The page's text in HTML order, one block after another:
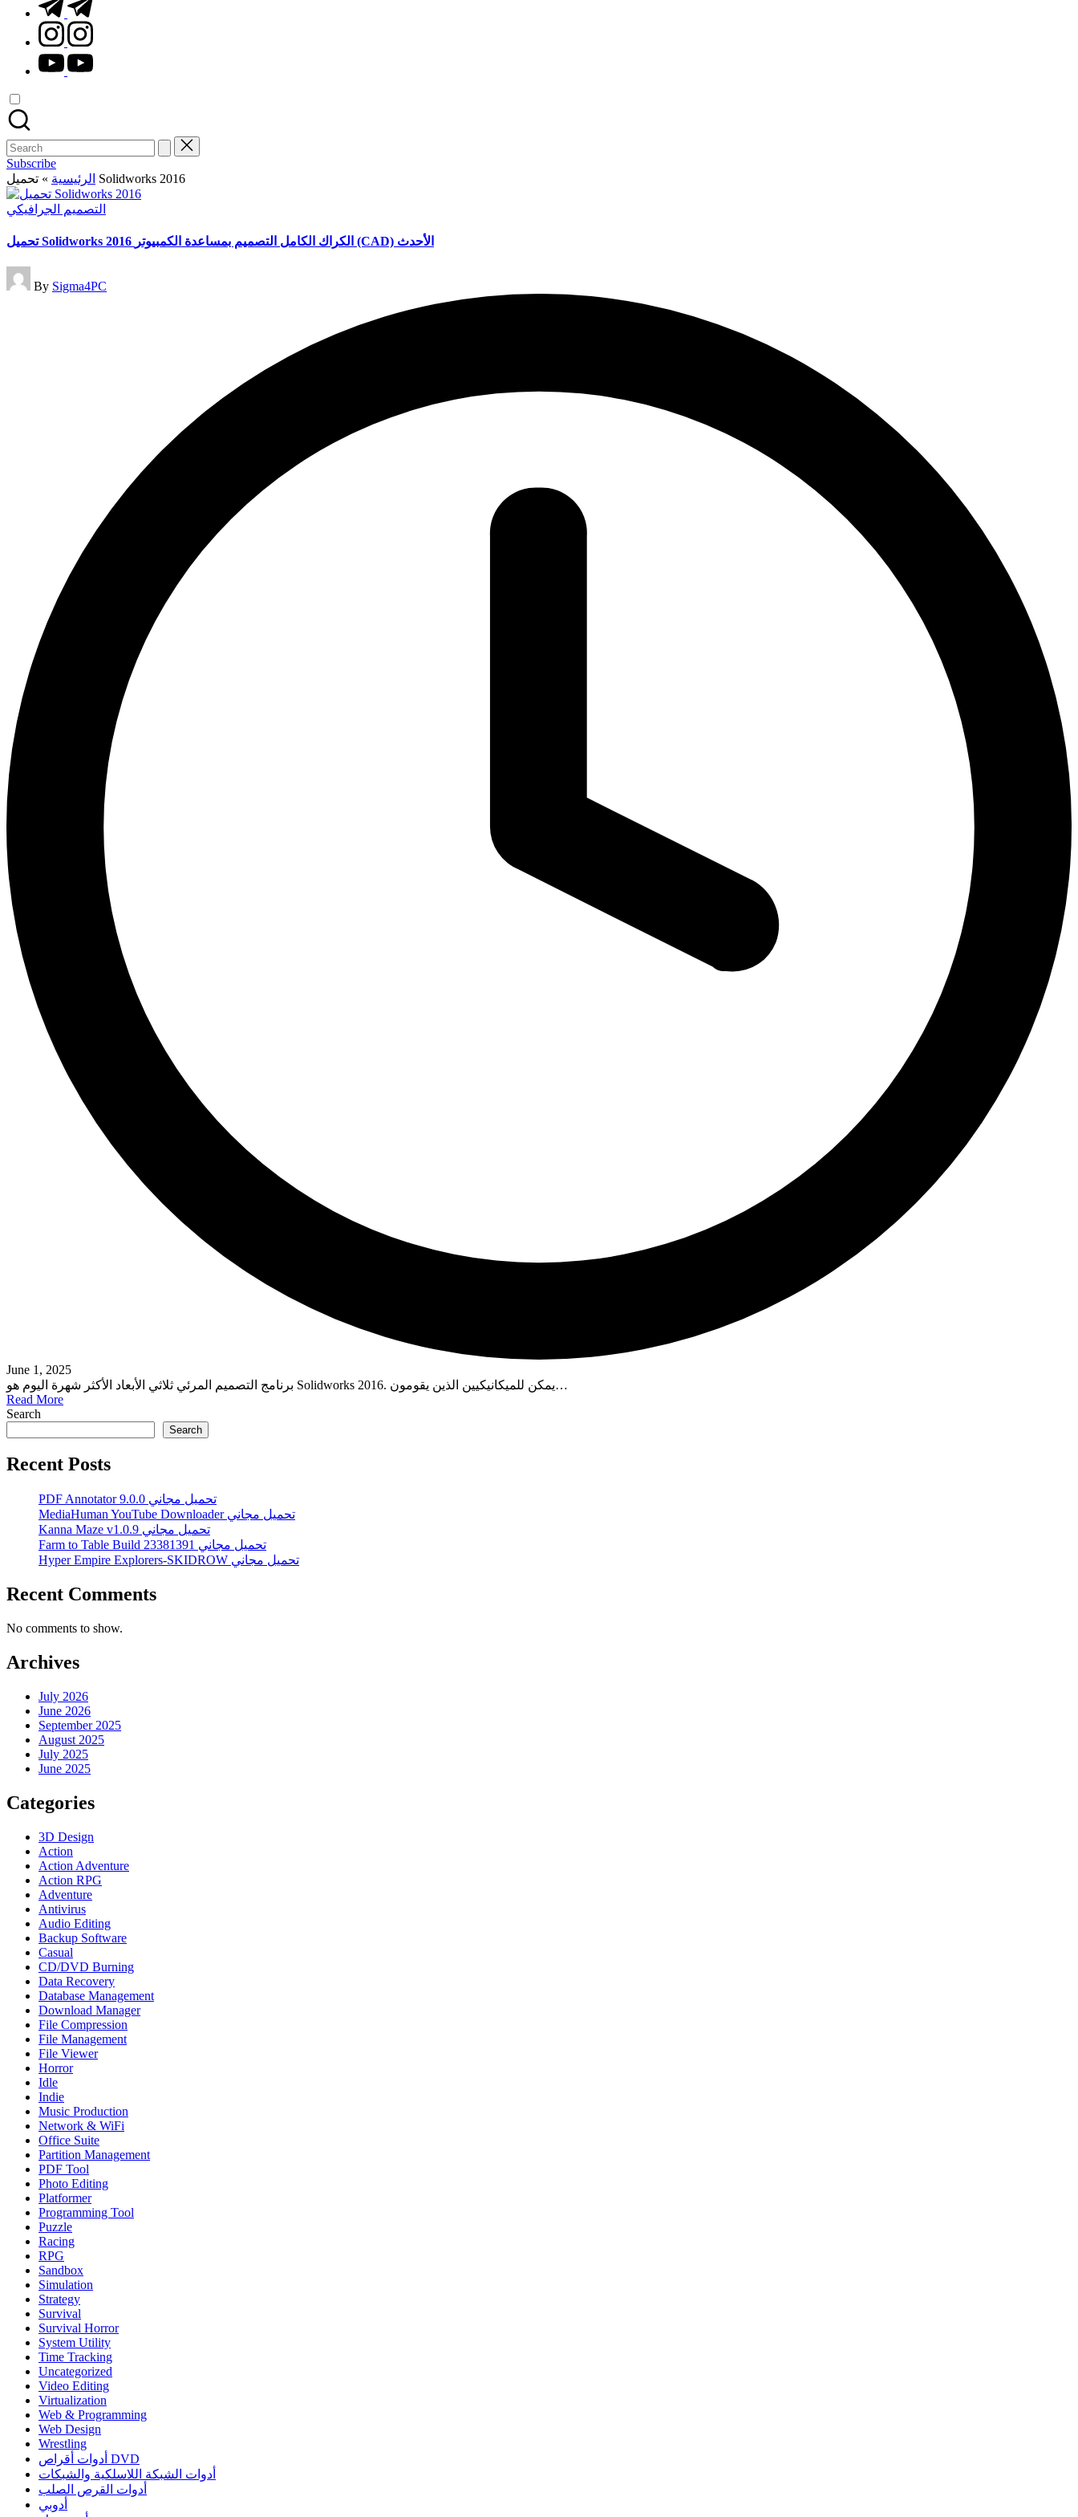
instagram.com
youtube.com
Search
for:
Subscribe
الرئيسية » تحميل Solidworks 2016
Posted
التصميم الجرافيكي
تحميل Solidworks 2016 الكراك الكامل التصميم بمساعدة الكمبيوتر (CAD) الأحدث
Posted
by
By Sigma4PC
June 1, 2025
برنامج التصميم المرئي ثلاثي الأبعاد الأكثر شهرة اليوم هو Solidworks 2016. يمكن للميكانيكيين الذين يقومون…
Read More
Search
Search
Recent Posts
PDF Annotator 9.0.0 تحميل مجاني
MediaHuman YouTube Downloader تحميل مجاني
Kanna Maze v1.0.9 تحميل مجاني
Farm to Table Build 23381391 تحميل مجاني
Hyper Empire Explorers-SKIDROW تحميل مجاني
Recent Comments
No comments to show.
Archives
July 2026
June 2026
September 2025
August 2025
July 2025
June 2025
Categories
3D Design
Action
Action Adventure
Action RPG
Adventure
Antivirus
Audio Editing
Backup Software
Casual
CD/DVD Burning
Data Recovery
Database Management
Download Manager
File Compression
File Management
File Viewer
Horror
Idle
Indie
Music Production
Network & WiFi
Office Suite
Partition Management
PDF Tool
Photo Editing
Platformer
Programming Tool
Puzzle
Racing
RPG
Sandbox
Simulation
Strategy
Survival
Survival Horror
System Utility
Time Tracking
Uncategorized
Video Editing
Virtualization
Web & Programming
Web Design
Wrestling
أدوات أقراص DVD
أدوات الشبكة اللاسلكية والشبكات
أدوات القرص الصلب
أدوبي